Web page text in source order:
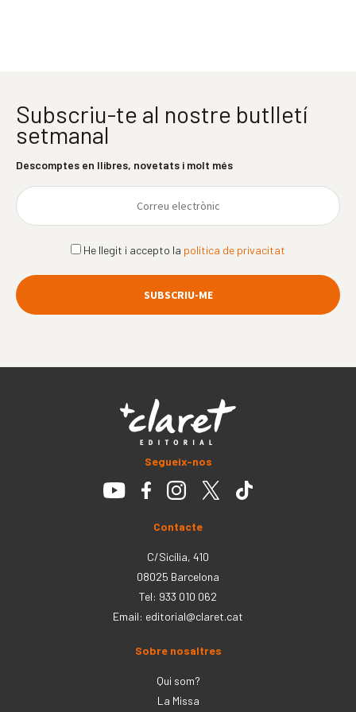
Subscriu-te al nostre butlletí
setmanal
Descomptes en llibres, novetats i molt més
He llegit i accepto la política de privacitat
Segueix-nos
Contacte
C/Sicília, 410
08025 Barcelona
Tel: 933 010 062
Email: editorial@claret.cat
Sobre nosaltres
Qui som?
La Missa